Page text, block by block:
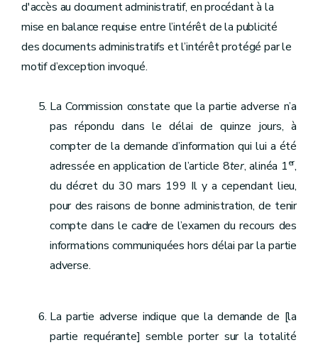
d'accès au document administratif, en procédant à la
mise en balance requise entre l’intérêt de la publicité
des documents administratifs et l’intérêt protégé par le
motif d’exception invoqué.
La Commission constate que la partie adverse n’a
pas répondu dans le délai de quinze jours, à
compter de la demande d’information qui lui a été
adressée en application de l’article 8ter, alinéa 1er,
du décret du 30 mars 199 Il y a cependant lieu,
pour des raisons de bonne administration, de tenir
compte dans le cadre de l’examen du recours des
informations communiquées hors délai par la partie
adverse.
La partie adverse indique que la demande de [la
partie requérante] semble porter sur la totalité